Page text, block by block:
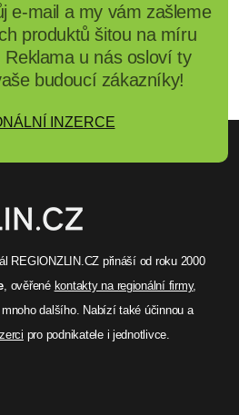
e-mail a my vám zašleme
produktů šitou na míru
Reklama u nás osloví ty
budoucí zákazníky!
INZERCE
REGIONZLIN.CZ přináší od roku 2000
, ověřené kontakty na regionální firmy,
dalšího. Nabízí také účinnou a
pro podnikatele i jednotlivce.